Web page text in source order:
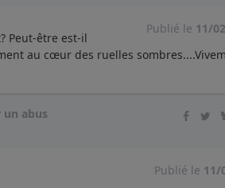
Publié le 11/
Peut-être est-il
au cœur des ruelles
un abus
Publié le 11/